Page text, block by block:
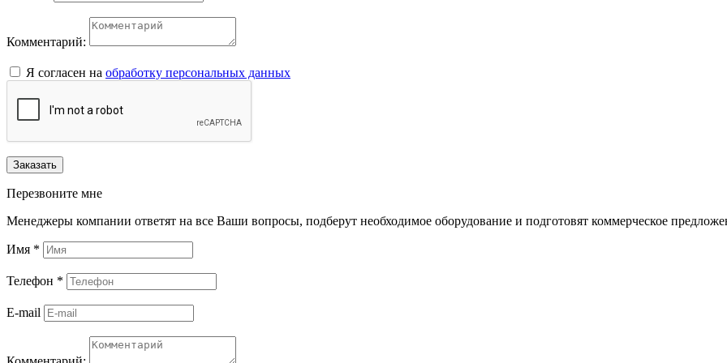
Комментарий:
Я согласен на обработку персональных данных
Заказать
Перезвоните мне
Менеджеры компании ответят на все Ваши вопросы, подберут необходимое оборудование и подготовят коммерческое
Имя *
Телефон *
E-mail